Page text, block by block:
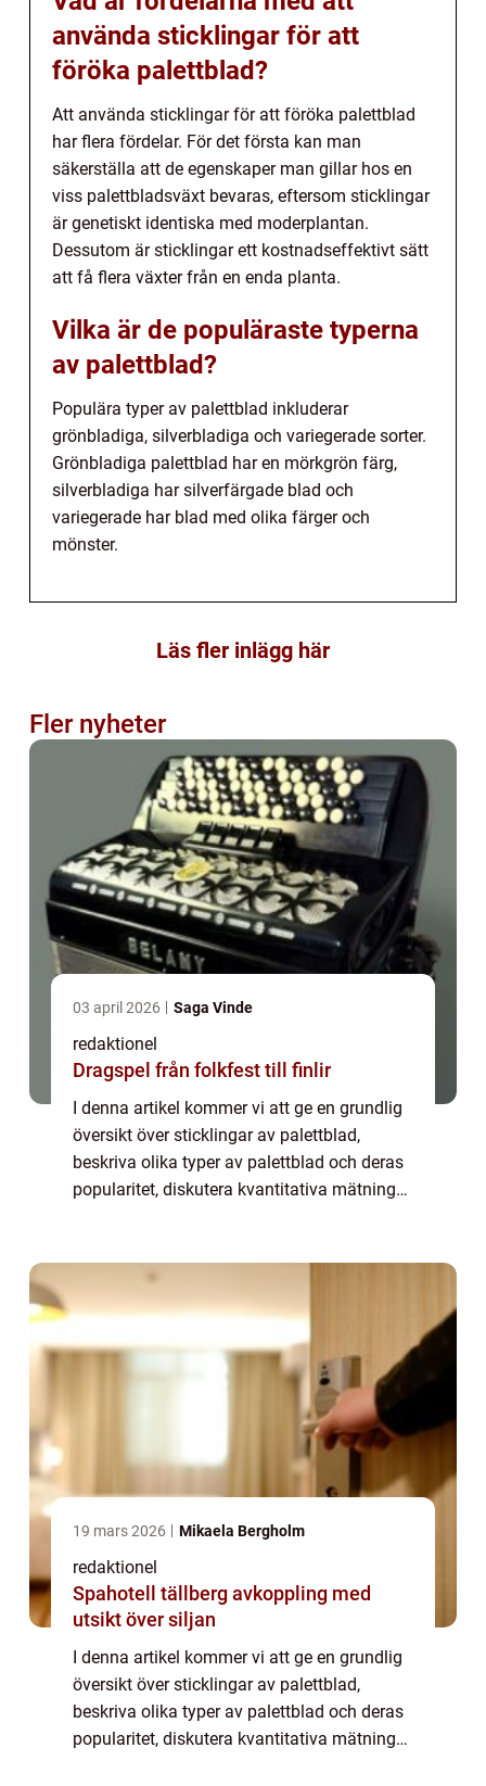
använda sticklingar för att
föröka palettblad?
Att använda sticklingar för att föröka palettblad
har flera fördelar. För det första kan man
säkerställa att de egenskaper man gillar hos en
viss palettbladsväxt bevaras, eftersom sticklingar
är genetiskt identiska med moderplantan.
Dessutom är sticklingar ett kostnadseffektivt sätt
att få flera växter från en enda planta.
Vilka är de populäraste typerna
av palettblad?
Populära typer av palettblad inkluderar
grönbladiga, silverbladiga och variegerade sorter.
Grönbladiga palettblad har en mörkgrön färg,
silverbladiga har silverfärgade blad och
variegerade har blad med olika färger och
mönster.
Läs fler inlägg här
Fler nyheter
03 april 2026 Saga Vinde
redaktionel
Dragspel från folkfest till finlir
I denna artikel kommer vi att ge en grundlig
översikt över sticklingar av palettblad,
beskriva olika typer av palettblad och deras
popularitet, diskutera kvantitativa mätningar
19 mars 2026 Mikaela Bergholm
redaktionel
Spahotell tällberg avkoppling med
utsikt över siljan
I denna artikel kommer vi att ge en grundlig
översikt över sticklingar av palettblad,
beskriva olika typer av palettblad och deras
popularitet, diskutera kvantitativa mätningar